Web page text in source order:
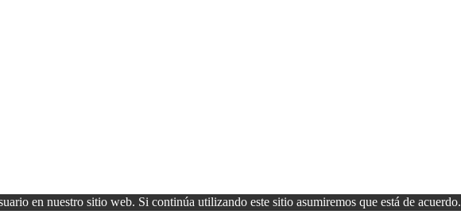
en nuestro sitio web. Si continúa utilizando este sitio asumiremos que está de acuerdo.